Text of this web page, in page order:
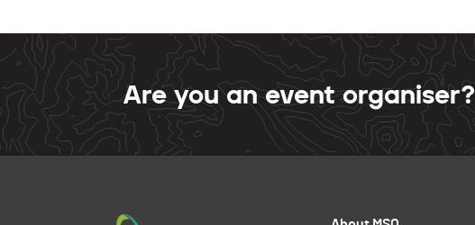
Are you an event organiser?